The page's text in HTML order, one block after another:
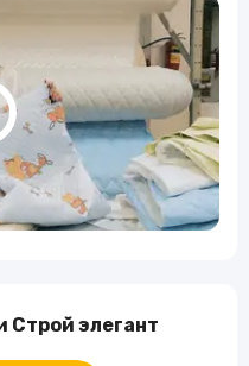
Строй элегант